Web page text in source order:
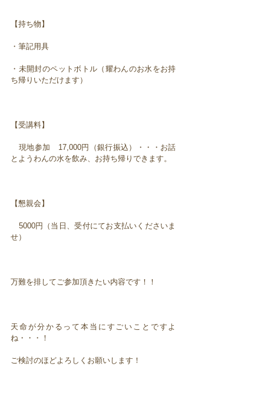
【持ち物】
・筆記用具
・未開封のペットボトル（耀わんのお水をお持
ち帰りいただけます）
【受講料】
現地参加 17,000円（銀行振込）・・・お話
とようわんの水を飲み、お持ち帰りできます。
【懇親会】
5000円（当日、受付にてお支払いくださいま
せ）
万難を排してご参加頂きたい内容です！！
天命が分かるって本当にすごいことですよ
ね・・・！
ご検討のほどよろしくお願いします！